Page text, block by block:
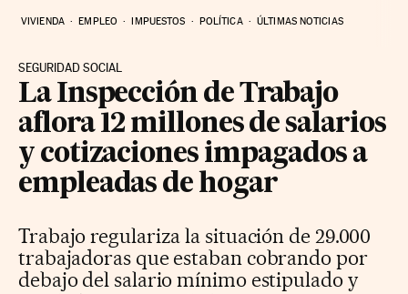
VIVIENDA EMPLEO IMPUESTOS POLÍTICA ÚLTIMAS NOTICIAS
SEGURIDAD SOCIAL
La Inspección de Trabajo
aflora 12 millones de salarios
y cotizaciones impagados a
empleadas de hogar
Trabajo regulariza la situación de 29.000
trabajadoras que estaban cobrando por
debajo del salario mínimo estipulado y